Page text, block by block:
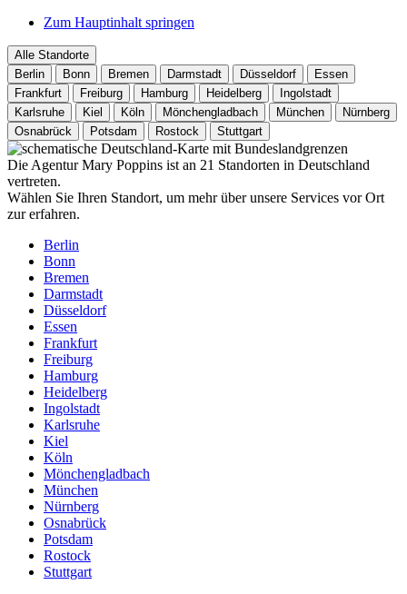
Zum Hauptinhalt springen
Alle Standorte
Berlin
Bonn Bremen Darmstadt Düsseldorf
Essen
Frankfurt
Freiburg Hamburg Heidelberg
Ingolstadt
Karlsruhe
Kiel Köln Mönchengladbach München
Nürnberg
Osnabrück
Potsdam Rostock Stuttgart
Die Agentur Mary Poppins ist an 21 Standorten in Deutschland
vertreten.
Wählen Sie Ihren Standort, um mehr über unsere Services vor Ort
zur erfahren.
Berlin
Bonn
Bremen
Darmstadt
Düsseldorf
Essen
Frankfurt
Freiburg
Hamburg
Heidelberg
Ingolstadt
Karlsruhe
Kiel
Köln
Mönchengladbach
München
Nürnberg
Osnabrück
Potsdam
Rostock
Stuttgart